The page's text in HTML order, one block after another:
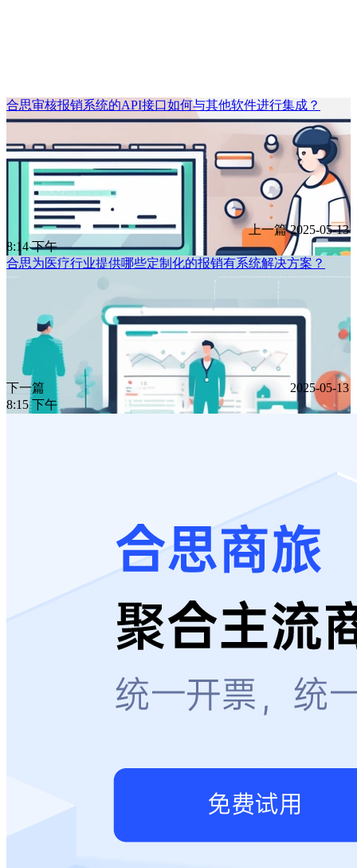
合思审核报销系统的API接口如何与其他软件进行集成？
上一篇 2025-05-13
8:14 下午
合思为医疗行业提供哪些定制化的报销有系统解决方案？
下一篇
2025-05-13
8:15 下午